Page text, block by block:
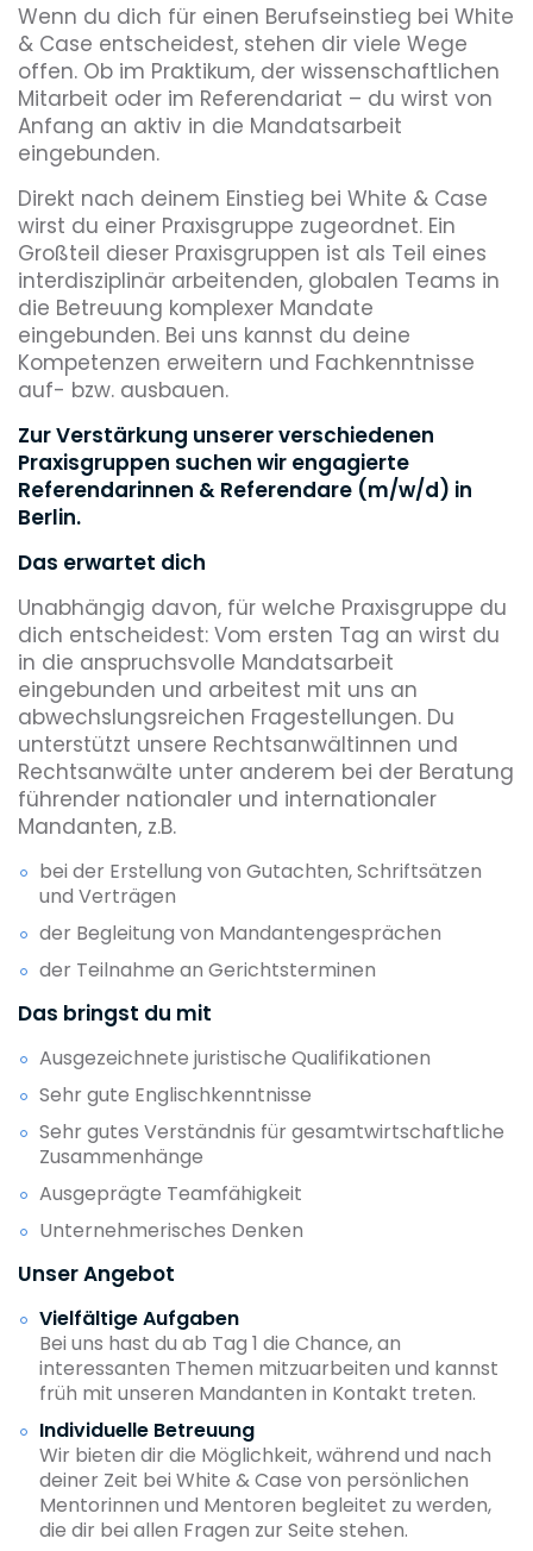
Wenn du dich für einen Berufseinstieg bei White
& Case entscheidest, stehen dir viele Wege
offen. Ob im Praktikum, der wissenschaftlichen
Mitarbeit oder im Referendariat – du wirst von
Anfang an aktiv in die Mandatsarbeit
eingebunden.
Direkt nach deinem Einstieg bei White & Case
wirst du einer Praxisgruppe zugeordnet. Ein
Großteil dieser Praxisgruppen ist als Teil eines
interdisziplinär arbeitenden, globalen Teams in
die Betreuung komplexer Mandate
eingebunden. Bei uns kannst du deine
Kompetenzen erweitern und Fachkenntnisse
auf- bzw. ausbauen.
Zur Verstärkung unserer verschiedenen
Praxisgruppen suchen wir engagierte
Referendarinnen & Referendare (m/w/d) in
Berlin.
Das erwartet dich
Unabhängig davon, für welche Praxisgruppe du
dich entscheidest: Vom ersten Tag an wirst du
in die anspruchsvolle Mandatsarbeit
eingebunden und arbeitest mit uns an
abwechslungsreichen Fragestellungen. Du
unterstützt unsere Rechtsanwältinnen und
Rechtsanwälte unter anderem bei der Beratung
führender nationaler und internationaler
Mandanten, z.B.
bei der Erstellung von Gutachten, Schriftsätzen
und Verträgen
der Begleitung von Mandantengesprächen
der Teilnahme an Gerichtsterminen
Das bringst du mit
Ausgezeichnete juristische Qualifikationen
Sehr gute Englischkenntnisse
Sehr gutes Verständnis für gesamtwirtschaftliche
Zusammenhänge
Ausgeprägte Teamfähigkeit
Unternehmerisches Denken
Unser Angebot
Vielfältige Aufgaben
Bei uns hast du ab Tag 1 die Chance, an
interessanten Themen mitzuarbeiten und kannst
früh mit unseren Mandanten in Kontakt treten.
Individuelle Betreuung
Wir bieten dir die Möglichkeit, während und nach
deiner Zeit bei White & Case von persönlichen
Mentorinnen und Mentoren begleitet zu werden,
die dir bei allen Fragen zur Seite stehen.